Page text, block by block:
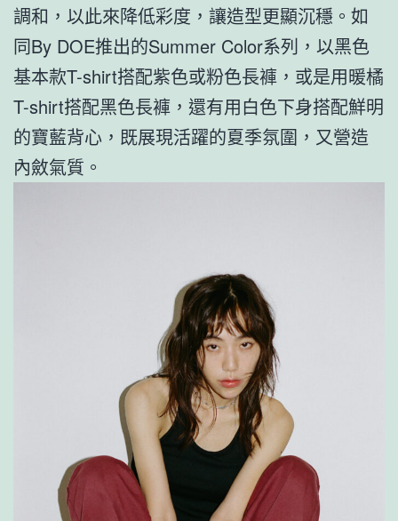
調和，以此來降低彩度，讓造型更顯沉穩。如
同By DOE推出的Summer Color系列，以黑色
基本款T-shirt搭配紫色或粉色長褲，或是用暖橘
T-shirt搭配黑色長褲，還有用白色下身搭配鮮明
的寶藍背心，既展現活躍的夏季氛圍，又營造
內斂氣質。